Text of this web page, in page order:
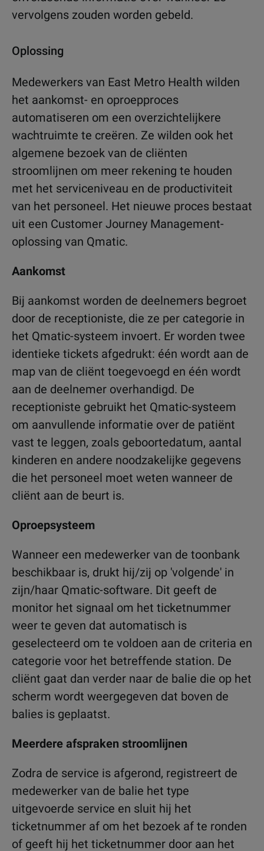
vervolgens zouden worden gebeld.
Oplossing
Medewerkers van East Metro Health wilden
het aankomst- en oproepproces
automatiseren om een overzichtelijkere
wachtruimte te creëren. Ze wilden ook het
algemene bezoek van de cliënten
stroomlijnen om meer rekening te houden
met het serviceniveau en de productiviteit
van het personeel. Het nieuwe proces bestaat
uit een Customer Journey Management-
oplossing van Qmatic.
Aankomst
Bij aankomst worden de deelnemers begroet
door de receptioniste, die ze per categorie in
het Qmatic-systeem invoert. Er worden twee
identieke tickets afgedrukt: één wordt aan de
map van de cliënt toegevoegd en één wordt
aan de deelnemer overhandigd. De
receptioniste gebruikt het Qmatic-systeem
om aanvullende informatie over de patiënt
vast te leggen, zoals geboortedatum, aantal
kinderen en andere noodzakelijke gegevens
die het personeel moet weten wanneer de
cliënt aan de beurt is.
Oproepsysteem
Wanneer een medewerker van de toonbank
beschikbaar is, drukt hij/zij op 'volgende' in
zijn/haar Qmatic-software. Dit geeft de
monitor het signaal om het ticketnummer
weer te geven dat automatisch is
geselecteerd om te voldoen aan de criteria en
categorie voor het betreffende station. De
cliënt gaat dan verder naar de balie die op het
scherm wordt weergegeven dat boven de
balies is geplaatst.
Meerdere afspraken stroomlijnen
Zodra de service is afgerond, registreert de
medewerker van de balie het type
uitgevoerde service en sluit hij het
ticketnummer af om het bezoek af te ronden
of geeft hij het ticketnummer door aan het